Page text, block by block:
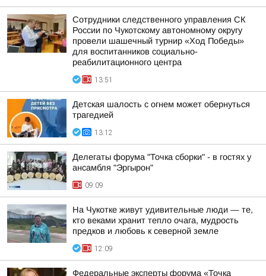
Сотрудники следственного управления СК
России по Чукотскому автономному округу
провели шашечный турнир «Ход Победы»
для воспитанников социально-
реабилитационного центра
13:51
Детская шалость с огнем может обернуться
трагедией
13:12
Делегаты форума "Точка сборки" - в гостях у
ансамбля "Эргырон"
09:09
На Чукотке живут удивительные люди — те,
кто веками хранит тепло очага, мудрость
предков и любовь к северной земле
12:09
Федеральные эксперты форума «Точка